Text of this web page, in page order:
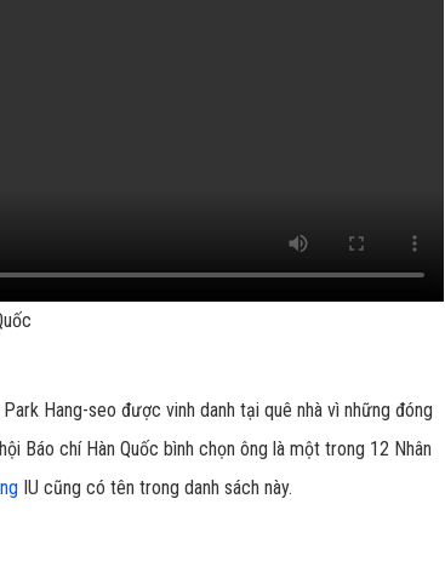
Hang-seo được vinh danh tại quê nhà vì những đóng
Báo chí Hàn Quốc bình chọn ông là một trong 12 Nhân
IU cũng có tên trong danh sách này.